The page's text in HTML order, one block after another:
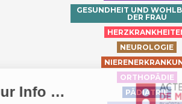
GESUNDHEIT UND
DER FRAU
NEUROLOGIE
ORTHOPÄDIE
PÄDIATRIE